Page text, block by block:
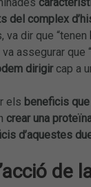
del complex
va dir que “tenen
assegurar que
dirigircap a
els beneficis
crear una
d’aquestes
de